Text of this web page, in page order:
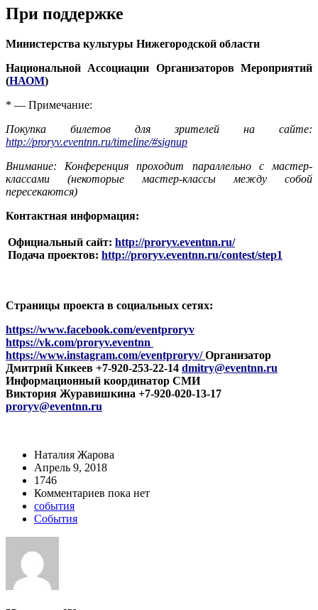
При поддержке
Министерства культуры Нижегородской области
Национальной Ассоциации Организаторов Мероприятий
(НАОМ)
* — Примечание:
Покупка билетов для зрителей на сайте:
http://proryv.eventnn.ru/timeline/#signup
Внимание: Конференция проходит параллельно с мастер-
классами (некоторые мастер-классы между собой
пересекаются)
Контактная информация:
Официальный сайт: http://proryv.eventnn.ru/
Подача проектов: http://proryv.eventnn.ru/contest/step1
Страницы проекта в социальных сетях:
https://www.facebook.com/eventproryv
https://vk.com/proryv.eventnn
https://www.instagram.com/eventproryv/ Организатор
Дмитрий Кикеев +7-920-253-22-14 dmitry@eventnn.ru
Информационный координатор СМИ
Виктория Журавишкина +7-920-020-13-17
proryv@eventnn.ru
Наталия Жарова
Апрель 9, 2018
1746
Комментариев пока нет
события
События